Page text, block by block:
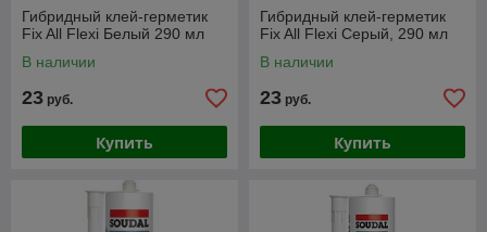
Гибридный клей-герметик
Fix All Flexi Белый 290 мл
В наличии
23 руб.
Купить
Гибридный клей-герметик
Fix All Flexi Серый, 290 мл
В наличии
23 руб.
Купить